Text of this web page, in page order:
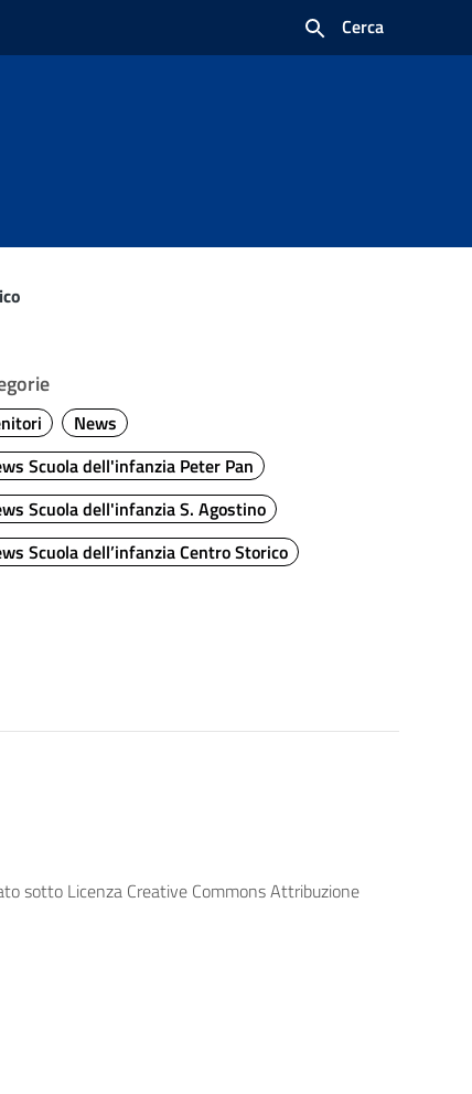
Cerca
News
Scuola dell'infanzia Peter Pan
Scuola dell'infanzia S. Agostino
Scuola dell’infanzia Centro Storico
sotto Licenza Creative Commons Attribuzione